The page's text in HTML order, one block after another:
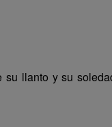
llanto y su